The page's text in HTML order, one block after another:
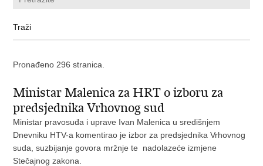
Pronađeno 296 stranica.
Ministar Malenica za HRT o izboru za
predsjednika Vrhovnog sud
Ministar pravosuđa i uprave Ivan Malenica u središnjem
Dnevniku HTV-a komentirao je izbor za predsjednika Vrhovnog
suda, suzbijanje govora mržnje te nadolazeće izmjene
Stečajnog zakona.